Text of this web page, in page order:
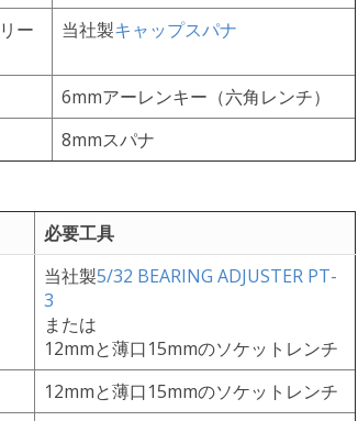
ー
当社製キャップスパナ
6mmアーレンキー（六角レンチ）
8mmスパナ
必要工具
当社製5/32 BEARING ADJUSTER PT-
3
または
12mmと薄口15mmのソケットレンチ
12mmと薄口15mmのソケットレンチ